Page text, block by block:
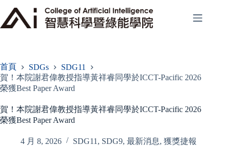
至
主
首頁
SDGs
SDG11
賀！本院謝君偉教授指導黃祥睿同學於ICCT-Pacific 2026
榮獲Best Paper Award
賀！本院謝君偉教授指導黃祥睿同學於ICCT-Pacific 2026
榮獲Best Paper Award
4 月 8, 2026 SDG11 , SDG9, 最新消息, 獲獎捷報